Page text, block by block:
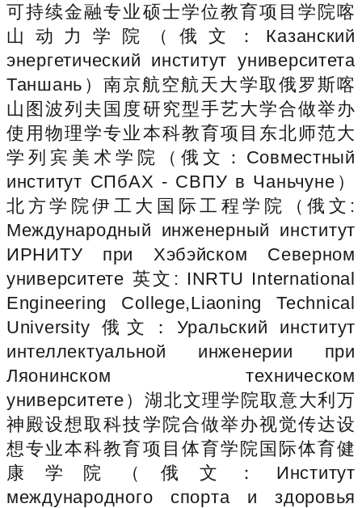
可持续金融专业硕士学位教育项目学院喀
山动力学院（俄文：Казанский
энергетический институт университета
Таншань）南京航空航天大学取俄罗斯喀
山图波列夫国度研究型手艺大学合做举办
使用物理学专业本科教育项目东北师范大
学列宾美术学院（俄文：Совместный
институт СПбАХ - СВПУ в Чаньчуне）
北方学院伊工大国际工程学院（俄文:
Международный инженерный институт
ИРНИТУ при Хэбэйском Северном
университете 英文: INRTU International
Engineering College,Liaoning Technical
University 俄文：Уральский институт
интеллектуальной инженерии при
Ляонинском техническом
университете）湖北文理学院取意大利万
神殿设想取科技学院合做举办视觉传达设
想专业本科教育项目体育学院国际体育健
康学院（俄文：Институт
международного спорта и здоpовья